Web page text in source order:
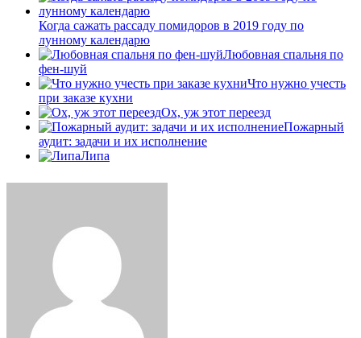
Когда сажать рассаду помидоров в 2019 году по
лунному календарю
Любовная спальня по
фен-шуй
Что нужно учесть
при заказе кухни
Ох, уж этот переезд
Пожарный
аудит: задачи и их исполнение
Липа